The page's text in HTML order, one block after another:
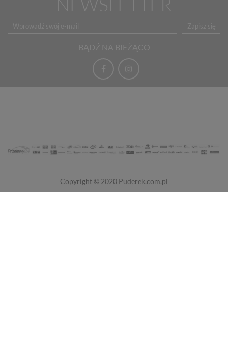
Zapisz się
BĄDŹ NA BIEŻĄCO
Copyright © 2020 Puderek.com.pl